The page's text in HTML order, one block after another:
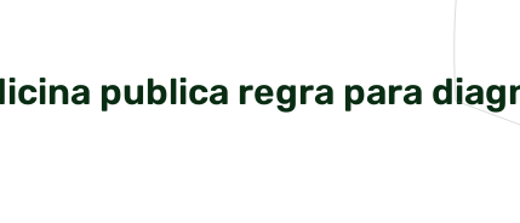
publica regra para